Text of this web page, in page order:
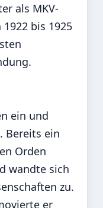
als MKV-
bis 1925
ein und
Bereits ein
Orden
wandte sich
zu.
er